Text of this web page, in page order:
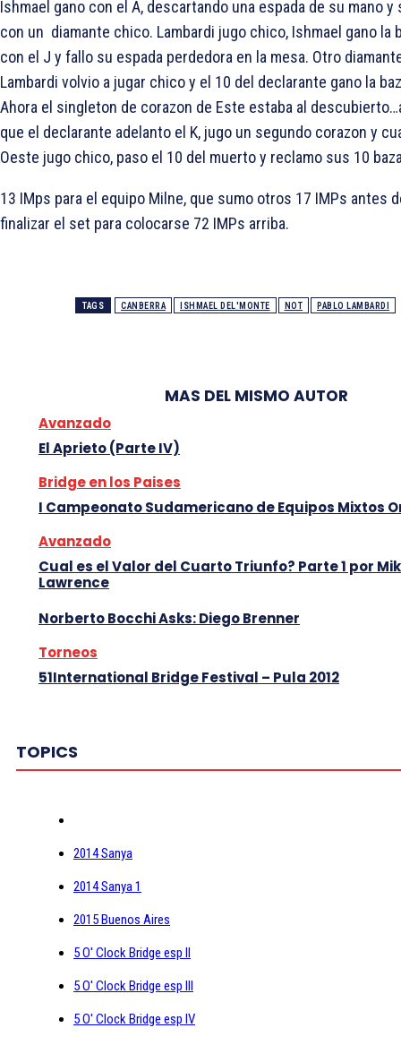
Ishmael gano con el A, descartando una espada de su mano y
con un diamante chico. Lambardi jugo chico, Ishmael gano la
con el J y fallo su espada perdedora en la mesa. Otro
Lambardi volvio a jugar chico y el 10 del declarante gano la
Ahora el singleton de corazon de Este estaba al
que el declarante adelanto el K, jugo un segundo corazon y
Oeste jugo chico, paso el 10 del muerto y reclamo sus 10
13 IMps para el equipo Milne, que sumo otros 17 IMPs antes
finalizar el set para colocarse 72 IMPs arriba.
TAGS CANBERRA ISHMAEL DEL'MONTE NOT PABLO LAMBARDI
MAS DEL MISMO AUTOR
Avanzado
El Aprieto (Parte IV)
Bridge en los Paises
I Campeonato Sudamericano de Equipos Mixtos
Avanzado
Cual es el Valor del Cuarto Triunfo? Parte 1 por
Lawrence
Norberto Bocchi Asks: Diego Brenner
Torneos
51International Bridge Festival – Pula 2012
TOPICS
2014 Sanya
2014 Sanya 1
2015 Buenos Aires
5 O' Clock Bridge esp II
5 O' Clock Bridge esp III
5 O' Clock Bridge esp IV